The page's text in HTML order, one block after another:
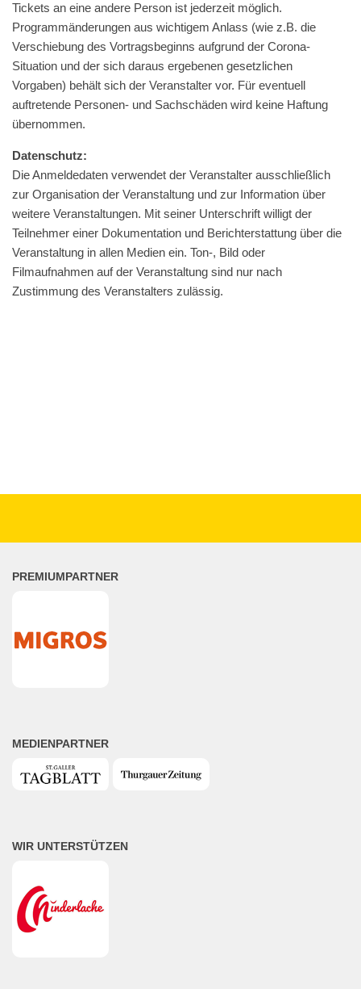
Tick­ets an eine andere Per­son ist jed­erzeit möglich.
Pro­gram­män­derun­gen aus wichtigem Anlass (wie z.B. die
Ver­schiebung des Vor­trags­be­ginns auf­grund der Coro­na-
Sit­u­a­tion und der sich daraus ergebe­nen geset­zlichen
Vor­gaben) behält sich der Ver­anstal­ter vor. Für eventuell
auftre­tende Per­so­n­en- und Sach­schä­den wird keine Haf­tung
übernommen.
Daten­schutz:
Die Anmel­de­da­ten ver­wen­det der Ver­an­stal­ter aus­schließ­lich
zur Orga­ni­sa­ti­on der Ver­an­stal­tung und zur Infor­ma­ti­on über
wei­te­re Ver­an­stal­tun­gen. Mit sei­ner Unter­schrift wil­ligt der
Teil­neh­mer ein­er Doku­men­ta­ti­on und Bericht­erstat­tung über die
Ver­an­stal­tung in allen Medi­en ein. Ton‑, Bild oder
Film­auf­nah­men auf der Ver­an­stal­tung sind nur nach
Zustim­mung des Ver­an­stal­ters zulässig.
PREMIUMPARTNER
MEDIENPARTNER
WIR UNTERSTÜTZEN